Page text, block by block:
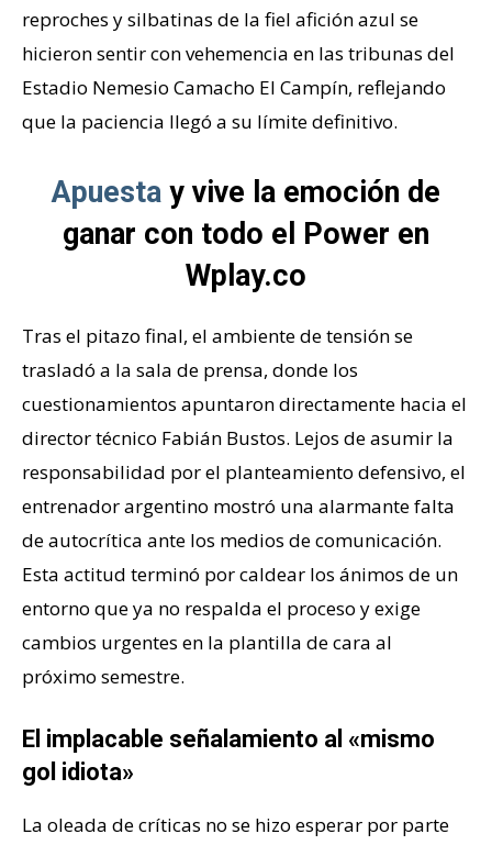
reproches y silbatinas de la fiel afición azul se
hicieron sentir con vehemencia en las tribunas del
Estadio Nemesio Camacho El Campín, reflejando
que la paciencia llegó a su límite definitivo.
Apuesta y vive la emoción de
ganar con todo el Power en
Wplay.co
Tras el pitazo final, el ambiente de tensión se
trasladó a la sala de prensa, donde los
cuestionamientos apuntaron directamente hacia el
director técnico Fabián Bustos. Lejos de asumir la
responsabilidad por el planteamiento defensivo, el
entrenador argentino mostró una alarmante falta
de autocrítica ante los medios de comunicación.
Esta actitud terminó por caldear los ánimos de un
entorno que ya no respalda el proceso y exige
cambios urgentes en la plantilla de cara al
próximo semestre.
El implacable señalamiento al «mismo
gol idiota»
La oleada de críticas no se hizo esperar por parte